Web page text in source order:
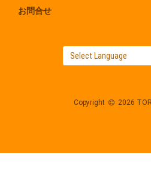
お問合せ
Copyright 2026